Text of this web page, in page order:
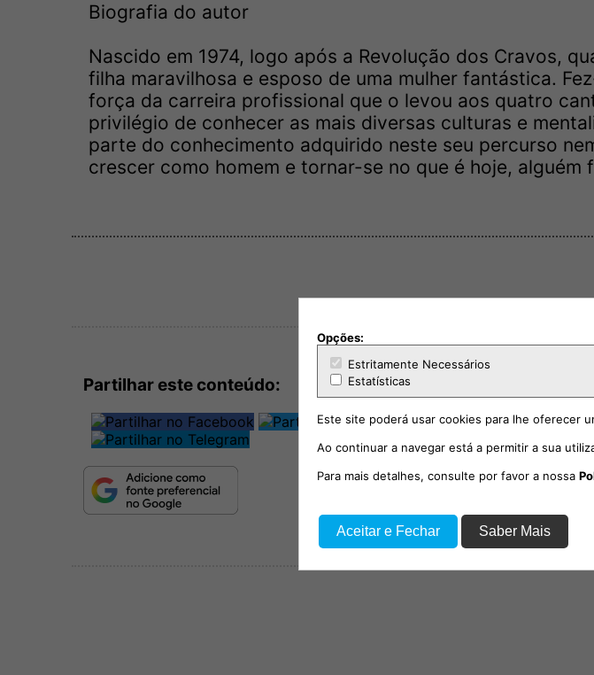
Biografia do autor
Nascido em 1974, logo após a Revolução dos Cravos,
filha maravilhosa e esposo de uma mulher fantástica.
força da carreira profissional que o levou aos quatro
privilégio de conhecer as mais diversas culturas e
parte do conhecimento adquirido neste seu percurso
crescer como homem e tornar-se no que é hoje, alguém
Partilhar este conteúdo:
Opções:
Estritamente Necessários
Estatísticas
Este site poderá usar cookies para lhe oferecer
Ao continuar a navegar está a permitir a sua
Para mais detalhes, consulte por favor a nossa
Aceitar e Fechar Saber Mais